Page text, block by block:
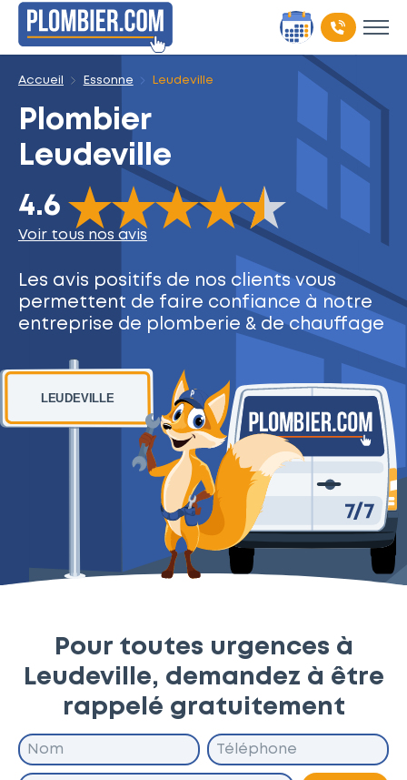
Accueil Essonne Leudeville
Plombier
Leudeville
4.6
The rating of this product is 4.6out of 5
Voir tous nos avis
Les avis positifs de nos clientsvous
permettent de faire confiance à notre
entreprise de plomberie & de chauffage
LEUDEVILLE
Pour toutes urgences à
Leudeville, demandez à être
rappelé gratuitement